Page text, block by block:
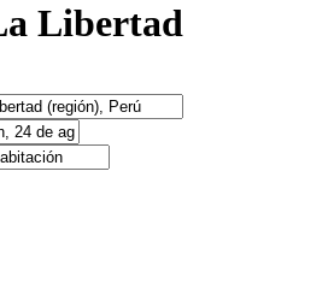
Libertad